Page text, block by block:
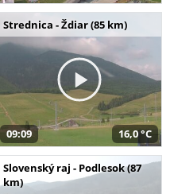
Strednica - Ždiar (85 km)
09:09 16,0 °C
Slovenský raj - Podlesok (87
km)